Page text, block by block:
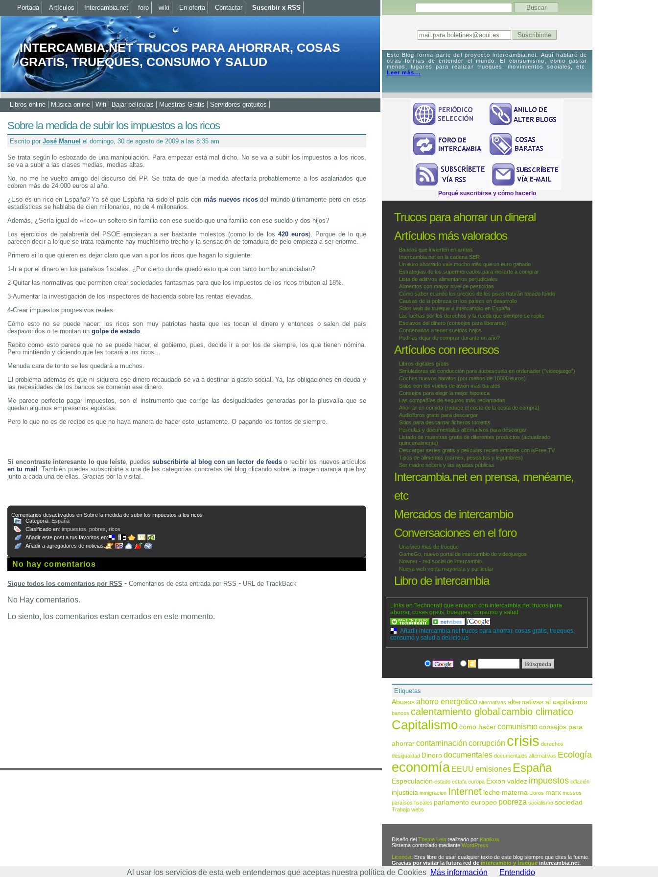
INTERCAMBIA.NET TRUCOS PARA AHORRAR, COSAS
GRATIS, TRUEQUES, CONSUMO Y SALUD
Libros online Música online Wifi Bajar películas Muestras Gratis Servidores gratuitos
Sobre la medida de subir los impuestos a los ricos
Escrito por José Manuel el domingo, 30 de agosto de 2009 a las 8:35 am
Se trata según lo esbozado de una manipulación. Para empezar está mal dicho. No se va a subir los impuestos a los ricos,
se va a subir a las clases medias, medias altas.
No, no me he vuelto amigo del discurso del PP. Se trata de que la medida afectaría probablemente a los asalariados que
cobren más de 24.000 euros al año.
¿Eso es un rico en España? Ya sé que España ha sido el país con más nuevos ricosdel mundo últimamente pero en esas
estadísticas se hablaba de cien millonarios, no de 4 millonarios.
Además, ¿Sería igual de «rico» un soltero sin familia con ese sueldo que una familia con ese sueldo y dos hijos?
Los ejercicios de palabrería del PSOE empiezan a ser bastante molestos (como lo de los 420 euros). Porque de lo que
parecen decir a lo que se trata realmente hay muchísimo trecho y la sensación de tomadura de pelo empieza a ser enorme.
Primero si lo que quieren es dejar claro que van a por los ricos que hagan lo siguiente:
1-Ir a por el dinero en los paraísos fiscales. ¿Por cierto donde quedó esto que con tanto bombo anunciaban?
2-Quitar las normativas que permiten crear sociedades fantasmas para que los impuestos de los ricos tributen al 18%.
3-Aumentar la investigación de los inspectores de hacienda sobre las rentas elevadas.
4-Crear impuestos progresivos reales.
Cómo esto no se puede hacer: los ricos son muy patriotas hasta que les tocan el dinero y entonces o salen del país
despavoridos o te montan un golpe de estado.
Repito como esto parece que no se puede hacer, el gobierno, pues, decide ir a por los de siempre, los que tienen nómina.
Pero mintiendo y diciendo que les tocará a los ricos…
Menuda cara de tonto se les quedará a muchos.
El problema además es que ni siquiera ese dinero recaudado se va a destinar a gasto social. Ya, las obligaciones en deuda y
las necesidades de los bancos se comerán ese dinero.
Me parece perfecto pagar impuestos, son el instrumento que corrige las desigualdades generadas por la plusvalía que se
quedan algunos empresarios egoístas.
Pero lo que no es de recibo es que no haya manera de hacer esto justamente. O pagando los tontos de siempre.
Si encontraste interesante lo que leíste, puedessubscribirte al blog con un lector de feedso recibir los nuevos artículos
en tu mail . También puedes subscribirte a una de las categorías concretas del blog clicando sobre la imagen naranja que hay
junto a cada una de ellas. Gracias por la visita!.
Comentarios desactivados en Sobre la medida de subir los impuestos a los ricos
Categoria: España
Clasificado en: impuestos pobres ricos
Añadir este post a tus favoritos en:
Añadir a agregadores de noticias:
No hay comentarios
Sigue todos los comentarios por RSS - Comentarios de esta entrada por RSS - URL de TrackBack
No Hay comentarios.
Lo siento, los comentarios estan cerrados en este momento.
Portada Artículos Intercambia.net foro wiki En oferta Contactar Suscribir x RSS
Este Blog forma parte del proyecto intercambia.net. Aquí hablaré de
otras formas de entender el mundo. El consumismo, como gastar
menos, lugares para realizar trueques, movimientos sociales, etc.
Leer más...
Porqué suscribirse y cómo hacerlo
Trucos para ahorrar un dineral
Artículos más valorados
Bancos que invierten en armas
Intercambia.net en la cadena SER
Un euro ahorrado vale mucho más que un euro ganado
Estrategias de los supermercados para incitarte a comprar
Lista de aditivos alimentarios perjudiciales
Alimentos con mayor nivel de pesticidas
Cómo saber cuando los precios de los pisos habrán tocado fondo
Causas de la pobreza en los países en desarrollo
Sitios web de trueque e intercambio en España
Las luchas por los derechos y la rueda que siempre se repite
Esclavos del dinero (consejos para liberarse)
Condenados a tener sueldos bajos
Podrías dejar de comprar durante un año?
Artículos con recursos
Libros digitales gratis
Simuladores de conducción para autoescuela en ordenador ("videojuego")
Coches nuevos baratos (por menos de 10000 euros)
Sitios con los vuelos de avión más baratos
Consejos para elegir la mejor hipoteca
Las compañías de seguros más reclamadas
Ahorrar en comida (reduce el coste de la cesta de compra)
Audiolibros gratis para descargar
Sitios para descargar ficheros torrents
Películas y documentales alternativos para descargar
Listado de muestras gratis de diferentes productos (actualizado
quincenalmente)
Descargar series gratis y películas recien emitidas con isFree.TV
Tipos de alimentos (carnes, pescados y legumbres)
Ser madre soltera y las ayudas públicas
Intercambia.net en prensa, menéame,
etc
Mercados de intercambio
Conversaciones en el foro
Una web mas de trueque
GameGo, nuevo portal de intercambio de videojuegos
Nowner - red social de intercambio.
Nueva web venta mayorista y particular
Libro de intercambia
Links en Technorati que enlazan con intercambia.net trucos para
ahorrar, cosas gratis, trueques, consumo y salud
Añadir intercambia.net trucos para ahorrar, cosas gratis, trueques,
consumo y salud a del.icio.us
Etiquetas
Abusos ahorro energetico alternativas alternativas al capitalismo
bancos calentamiento global cambio climatico
Capitalismo como hacer comunismo consejos para
ahorrar contaminación corrupción crisis derechos
desigualdad Dinero documentales documentales alternativos Ecología
economía EEUU emisiones España
Especulación estado estafa europa Exxon valdez impuestos inflación
injusticia inmigracion Internet leche materna Libros marx mossos
paraísos fiscales parlamento europeo pobreza socialismo sociedad
Trabajo webs
Diseño del Theme Leiarealizado por Kapikua
Sistema controlado mediante WordPress
Licencia: Eres libre de usar cualquier texto de este blog siempre que cites la fuente.
Gracias por visitar la futura red de intercambio y truequeintercambia.net.
Aviso legal
Al usar los servicios de esta web entendemos que aceptas nuestra política de Cookies Más información Entendido